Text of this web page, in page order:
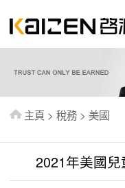
主頁 > 稅務 > 美國
2021年美國